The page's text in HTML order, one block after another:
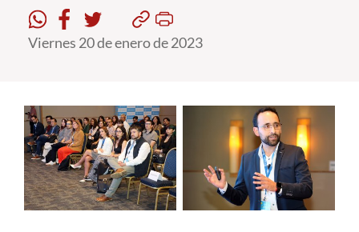
Pregrado
Postgrado
Estudiantes
Académicos
Funcionarios
Alumni
Viernes 20 de enero de 2023